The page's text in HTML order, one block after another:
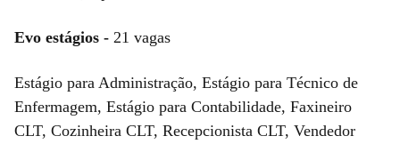
Evo estágios - 21 vagas
Estágio para Administração, Estágio para Técnico de
Enfermagem, Estágio para Contabilidade, Faxineiro
CLT, Cozinheira CLT, Recepcionista CLT, Vendedor